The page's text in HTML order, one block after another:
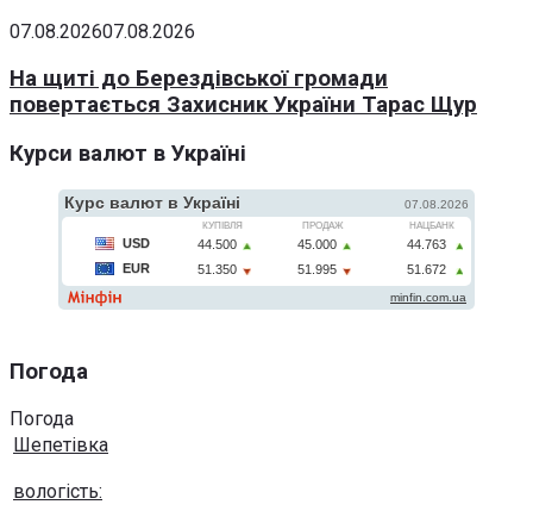
07.08.202607.08.2026
На щиті до Берездівської громади
повертається Захисник України Тарас Щур
Курси валют в Україні
Погода
Погода
Шепетівка
вологість: